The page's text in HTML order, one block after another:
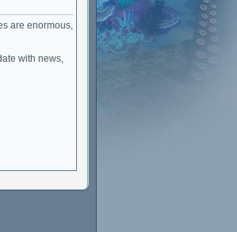
are enormous,
with news,